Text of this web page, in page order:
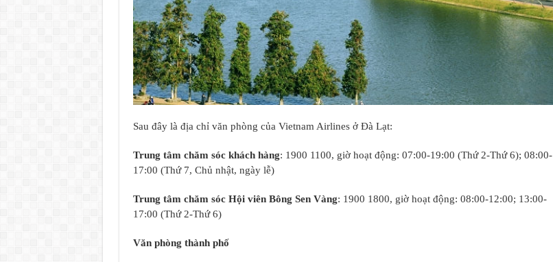
Sau đây là địa chỉ văn phòng của Vietnam Airlines ở Đà Lạt:
Trung tâm chăm sóc khách hàng: 1900 1100, giờ hoạt động: 07:00-19:00 (Thứ 2-Thứ 6); 08:00-
17:00 (Thứ 7, Chủ nhật, ngày lễ)
Trung tâm chăm sóc Hội viên Bông Sen Vàng: 1900 1800, giờ hoạt động: 08:00-12:00; 13:00-
17:00 (Thứ 2-Thứ 6)
Văn phòng thành phố